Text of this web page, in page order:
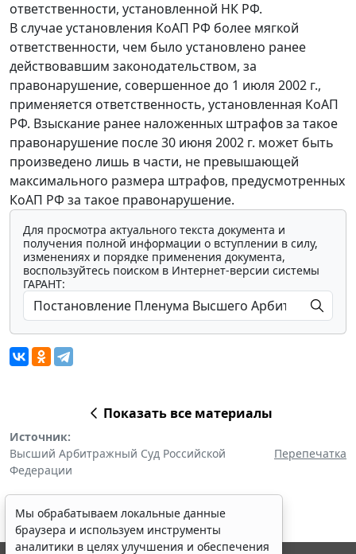
ответственности, установленной НК РФ.
В случае установления КоАП РФ более мягкой
ответственности, чем было установлено ранее
действовавшим законодательством, за
правонарушение, совершенное до 1 июля 2002 г.,
применяется ответственность, установленная КоАП
РФ. Взыскание ранее наложенных штрафов за такое
правонарушение после 30 июня 2002 г. может быть
произведено лишь в части, не превышающей
максимального размера штрафов, предусмотренных
КоАП РФ за такое правонарушение.
Для просмотра актуального текста документа и
получения полной информации о вступлении в силу,
изменениях и порядке применения документа,
воспользуйтесь поиском в Интернет-версии системы
ГАРАНТ:
Показать все материалы
Источник:
Высший Арбитражный Суд Российской
Федерации
Перепечатка
Мы обрабатываем локальные данные
браузера и используем инструменты
аналитики в целях улучшения и обеспечения